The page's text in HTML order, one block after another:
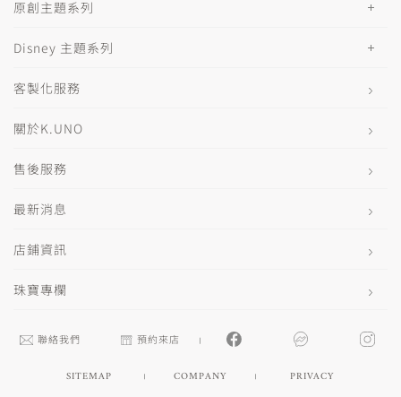
原創主題系列
Disney 主題系列
客製化服務
關於K.UNO
售後服務
最新消息
店鋪資訊
珠寶專欄
聯絡我們 預約來店
SITEMAP COMPANY PRIVACY